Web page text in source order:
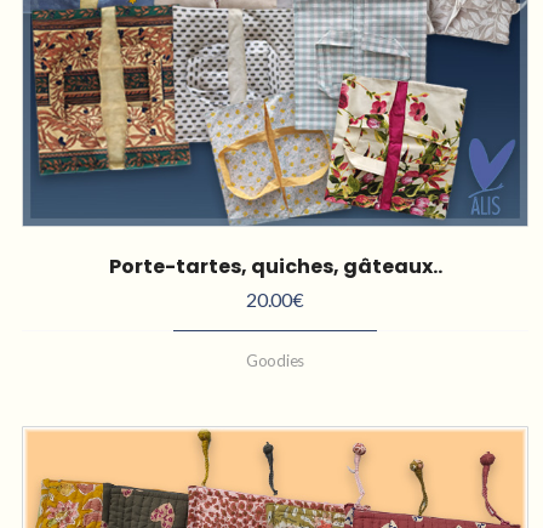
Porte-tartes, quiches, gâteaux..
20.00€
Goodies